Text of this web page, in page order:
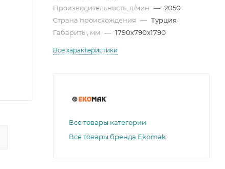
Производительность, л/мин — 2050
Страна происхождения — Турция
Габариты, мм — 1790x790x1790
Все характеристики
Все товары категории
Все товары бренда Еkomak